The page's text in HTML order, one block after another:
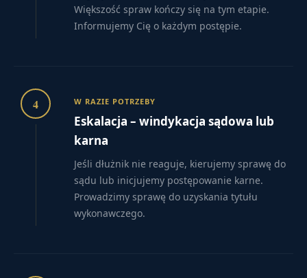
Większość spraw kończy się na tym etapie.
Informujemy Cię o każdym postępie.
4 W RAZIE POTRZEBY
Eskalacja – windykacja sądowa lub
karna
Jeśli dłużnik nie reaguje, kierujemy sprawę do
sądu lub inicjujemy postępowanie karne.
Prowadzimy sprawę do uzyskania tytułu
wykonawczego.